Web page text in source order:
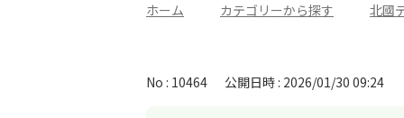
ホーム カテゴリーから探す 北國
No : 10464 公開日時 : 2026/01/30 09:24